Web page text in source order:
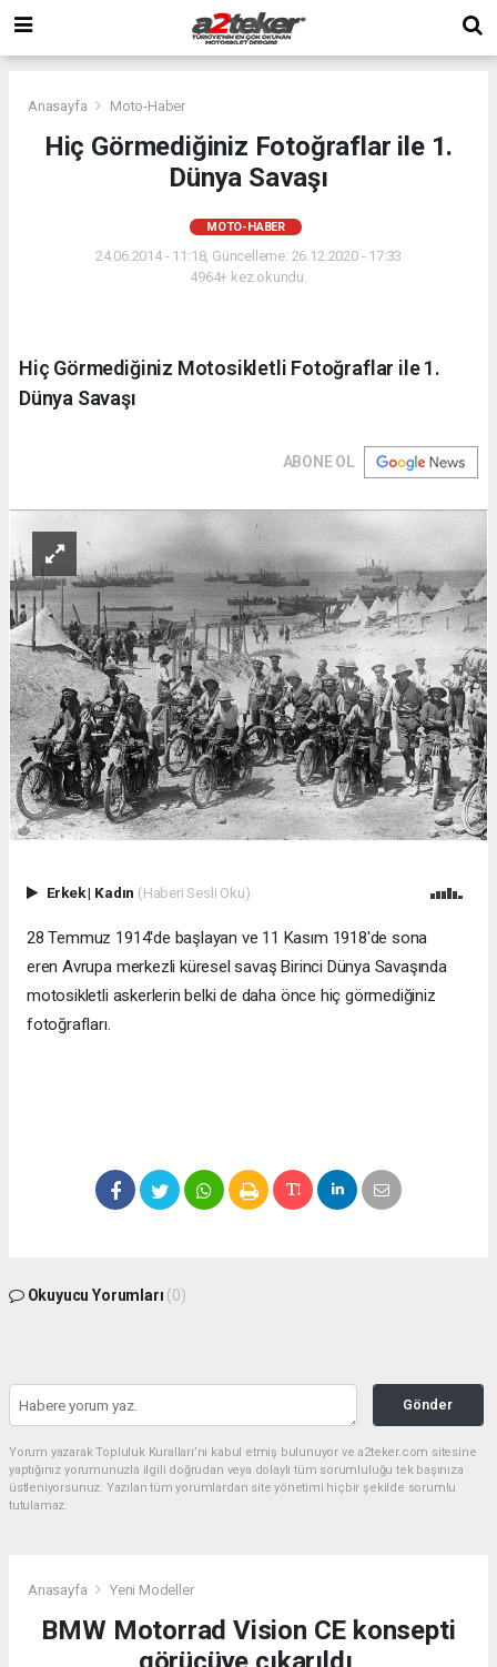
Anasayfa Moto-Haber
Hiç Görmediğiniz Fotoğraflar ile 1.
Dünya Savaşı
MOTO-HABER
24.06.2014 - 11:18, Güncelleme: 26.12.2020 - 17:33
4964+ kez okundu.
Hiç Görmediğiniz Motosikletli Fotoğraflar ile 1.
Dünya Savaşı
ABONE OL
Erkek| Kadın (Haberi Sesli Oku)
28 Temmuz 1914'de başlayan ve 11 Kasım 1918'de sona
erenAvrupa merkezli küresel savaş Birinci Dünya Savaşında
motosikletli askerlerin belki de daha önce hiç görmediğiniz
fotoğrafları.
Okuyucu Yorumları (0)
Gönder
Yorum yazarak Topluluk Kuralları’nı kabul etmiş bulunuyor ve a2teker.com sitesine
yaptığınız yorumunuzla ilgili doğrudan veya dolaylı tüm sorumluluğu tek başınıza
üstleniyorsunuz. Yazılan tüm yorumlardan site yönetimi hiçbir şekilde sorumlu
tutulamaz.
Anasayfa Yeni Modeller
BMW Motorrad Vision CE konsepti